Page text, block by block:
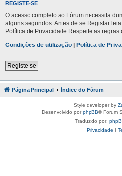
REGISTE-SE
O acesso completo ao Fórum necessita
alguns segundos. Antes de se Registar
Política de Privacidade Respeite as regras
Condições de utilização | Política de
Registe-se
Página Principal Índice do Fórum
Style developer by
Desenvolvido porphpBB® Forum
Traduzido por:
Privacidade |